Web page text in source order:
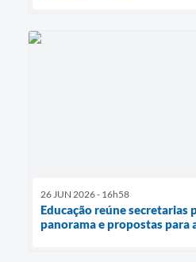
26 JUN 2026 - 16h58
Educação reúne secretarias
panorama e propostas para